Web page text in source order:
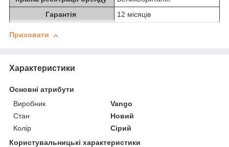
Гарантія
12 місяців
Приховати
Характеристики
Основні атрибути
Виробник
Vango
Стан
Новий
Колір
Сірий
Користувальницькі характеристики